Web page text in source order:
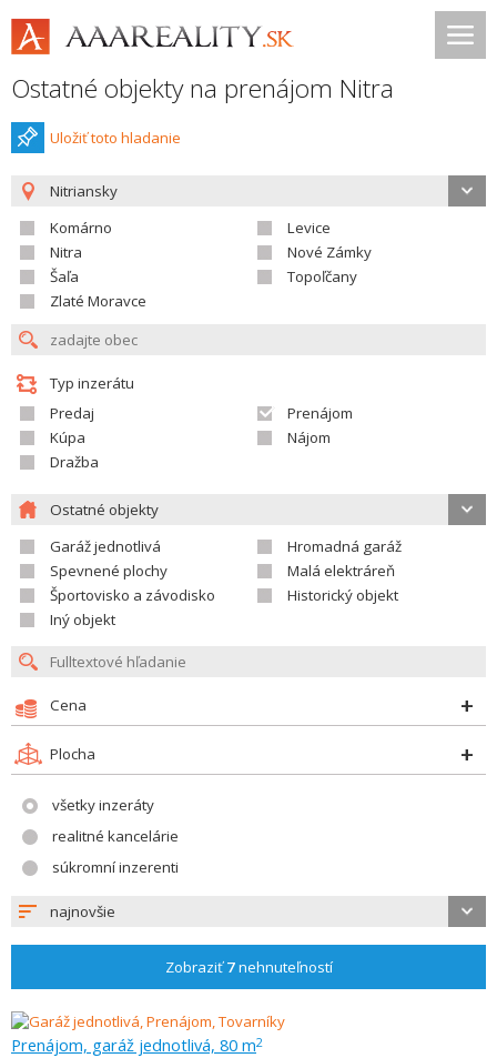
Ostatné objekty na prenájom Nitra
Uložiť toto hladanie
Nitriansky
Komárno
Levice
Nitra
Nové Zámky
Šaľa
Topoľčany
Zlaté Moravce
Typ inzerátu
Predaj
Prenájom
Kúpa
Nájom
Dražba
Ostatné objekty
Garáž jednotlivá
Hromadná garáž
Spevnené plochy
Malá elektráreň
Športovisko a závodisko
Historický objekt
Iný objekt
Cena
Plocha
všetky inzeráty
realitné kancelárie
súkromní inzerenti
najnovšie
Zobraziť7nehnuteľností
Prenájom, garáž jednotlivá, 80 m2